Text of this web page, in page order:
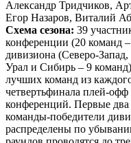
Александр Тридчиков,
Егор Назаров, Виталий
Схема сезона: 39
конференции (20 команд
дивизиона (Северо-
Урал и Сибирь – 9
лучших команд из
четвертьфинала плей-офф
конференций. Первые
команды-победители
распределены по